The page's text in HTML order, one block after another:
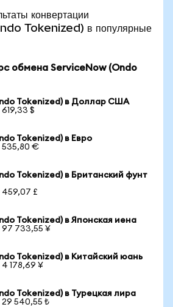
конвертации
Tokenized) в популярные
обмена ServiceNow (Ondo
Tokenized) в Доллар США
$
Tokenized) в Евро
535,80 €
Tokenized) в Британский фунт
459,07 £
Tokenized) в Японская иена
97 733,55 ¥
Tokenized) в Китайский юань
4 178,69 ¥
Tokenized) в Турецкая лира
29 540,55 ₺